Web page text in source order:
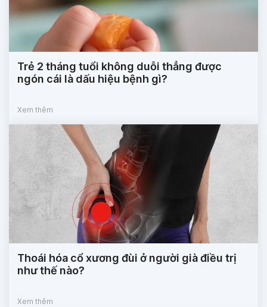
Trẻ 2 tháng tuổi không duỗi thẳng được
ngón cái là dấu hiệu bệnh gì?
Xem thêm
Thoái hóa cổ xương đùi ở người già điều trị
như thế nào?
Xem thêm